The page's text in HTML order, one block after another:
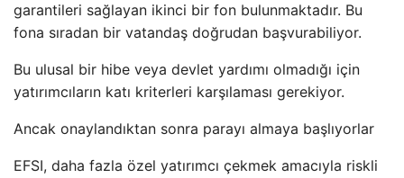
garantileri sağlayan ikinci bir fon bulunmaktadır. Bu
fona sıradan bir vatandaş doğrudan başvurabiliyor.
Bu ulusal bir hibe veya devlet yardımı olmadığı için
yatırımcıların katı kriterleri karşılaması gerekiyor.
Ancak onaylandıktan sonra parayı almaya başlıyorlar
EFSI, daha fazla özel yatırımcı çekmek amacıyla riskli